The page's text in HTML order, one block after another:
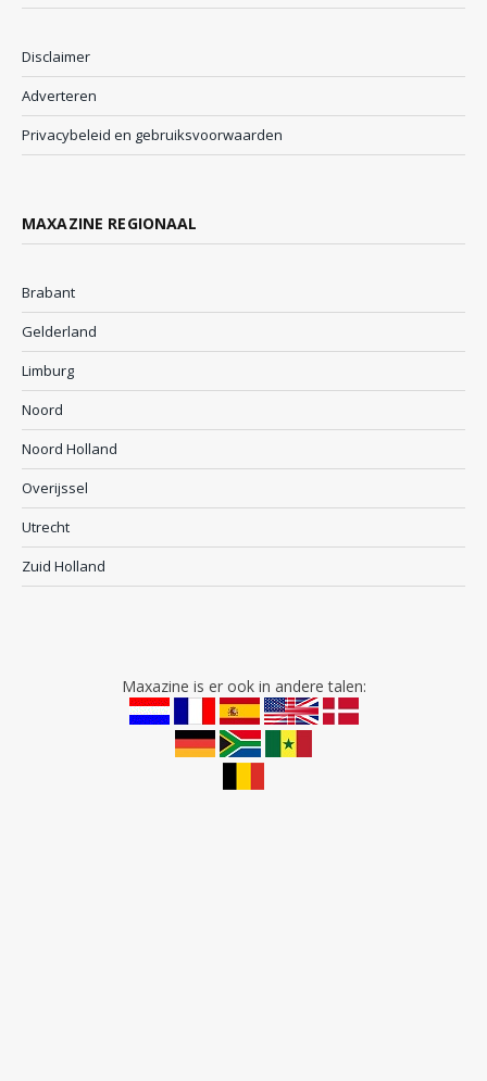
Disclaimer
Adverteren
Privacybeleid en gebruiksvoorwaarden
MAXAZINE REGIONAAL
Brabant
Gelderland
Limburg
Noord
Noord Holland
Overijssel
Utrecht
Zuid Holland
Maxazine is er ook in andere talen: